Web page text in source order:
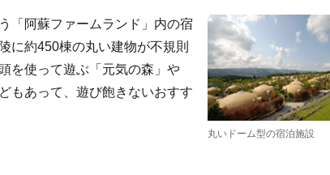
丸いドーム型の宿泊施設
「阿蘇ファームランド」内の宿
に約450棟の丸い建物が不規則
を使って遊ぶ「元気の森」や
もあって、遊び飽きないおすす